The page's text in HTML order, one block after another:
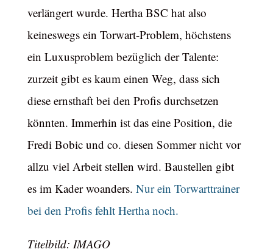
verlängert wurde. Hertha BSC hat also
keineswegs ein Torwart-Problem, höchstens
ein Luxusproblem bezüglich der Talente:
zurzeit gibt es kaum einen Weg, dass sich
diese ernsthaft bei den Profis durchsetzen
könnten. Immerhin ist das eine Position, die
Fredi Bobic und co. diesen Sommer nicht vor
allzu viel Arbeit stellen wird. Baustellen gibt
es im Kader woanders. Nur ein Torwarttrainer
bei den Profis fehlt Hertha noch.
Titelbild: IMAGO